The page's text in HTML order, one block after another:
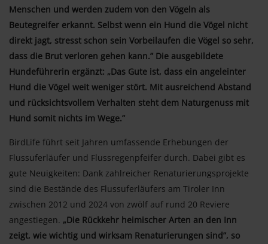
Menschen und werden zudem von den Vögeln als
Beutegreifer erkannt. Selbst wenn ein Hund die Vögel nicht
direkt jagt, stresst schon sein Vorbeilaufen die Vögel so sehr,
dass die Brut verloren gehen kann.” Die ausgebildete
Hundeführerin ergänzt: „Das Gute ist, dass ein angeleinter
Hund die Vögel weit weniger stört. Mit ausreichend Abstand
und rücksichtsvollem Verhalten steht dem Naturgenuss mit
Hund somit nichts im Wege.”
BirdLife führt seit Jahren umfassende Erhebungen der
Flussuferläufer und Flussregenpfeifer durch. Dabei gibt es
gute Neuigkeiten: Dank zahlreicher Renaturierungsprojekte
sind die Bestände des Flussuferläufers am Tiroler Inn
zwischen 2012 und 2024 von zwölf auf rund 20 Reviere
angestiegen. „Die Rückkehr heimischer Arten an den Inn
zeigt, wie wichtig und wirksam Renaturierungen sind”, so